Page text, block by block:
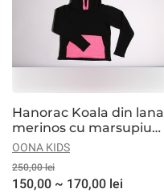
Hanorac Koala din lana
merinos cu marsupiu
roz
OONA KIDS
250,00 lei
150,00 ~ 170,00 lei